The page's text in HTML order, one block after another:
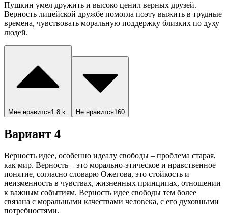
Пушкин умел дружить и высоко ценил верных друзей.
Верность лицейской дружбе помогла поэту выжить в трудные
времена, чувствовать моральную поддержку близких по духу
людей.
Мне нравится1.8 k. Не нравится160
Вариант 4
Верность идее, особенно идеалу свободы – проблема старая,
как мир. Верность – это морально-этическое и нравственное
понятие, согласно словарю Ожегова, это стойкость и
неизменность в чувствах, жизненных принципах, отношении
к важным событиям. Верность идее свободы тем более
связана с моральными качествами человека, с его духовными
потребностями.